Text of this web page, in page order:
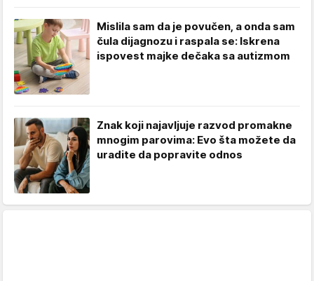
Mislila sam da je povučen, a onda sam
čula dijagnozu i raspala se: Iskrena
ispovest majke dečaka sa autizmom
Znak koji najavljuje razvod promakne
mnogim parovima: Evo šta možete da
uradite da popravite odnos